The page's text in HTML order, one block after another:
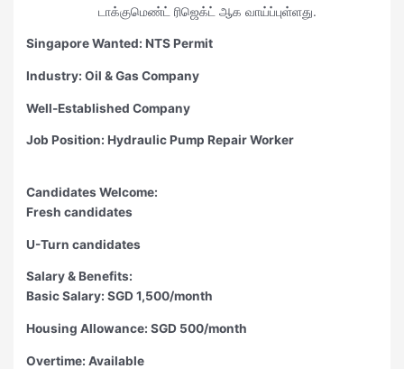
டாக்குமெண்ட் ரிஜெக்ட் ஆக வாய்ப்புள்ளது.
Singapore Wanted: NTS Permit
Industry: Oil & Gas Company
Well-Established Company
Job Position: Hydraulic Pump Repair Worker
Candidates Welcome:
Fresh candidates
U-Turn candidates
Salary & Benefits:
Basic Salary: SGD 1,500/month
Housing Allowance: SGD 500/month
Overtime: Available